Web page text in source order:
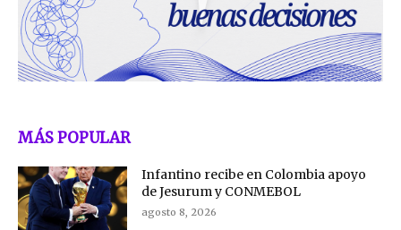
MÁS POPULAR
Infantino recibe en Colombia apoyo
de Jesurum y CONMEBOL
agosto 8, 2026